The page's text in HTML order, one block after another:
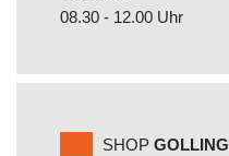
08.30 - 12.00 Uhr
SHOP GOLLING